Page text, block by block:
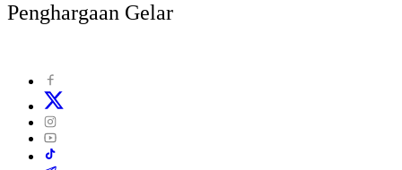
Penghargaan Gelar